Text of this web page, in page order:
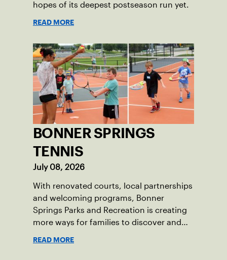
hopes of its deepest postseason run yet.
READ MORE
BONNER SPRINGS
TENNIS
July 08, 2026
With renovated courts, local partnerships
and welcoming programs, Bonner
Springs Parks and Recreation is creating
more ways for families to discover and
READ MORE